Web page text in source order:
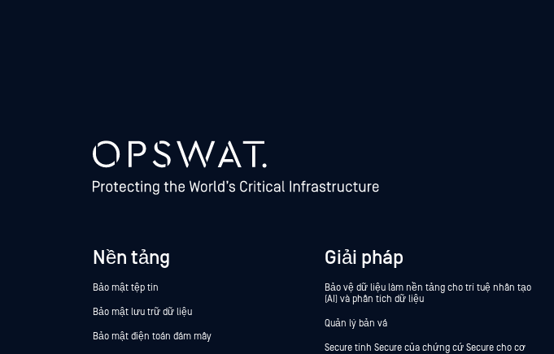
Nền tảng
Bảo mật tệp tin
Bảo mật lưu trữ dữ liệu
Bảo mật điện toán đám mây
Giải pháp
Bảo vệ dữ liệu làm nền tảng cho trí tuệ nhân tạo
(AI) và phân tích dữ liệu
Quản lý bản vá
Secure tính Secure của chứng cứ Secure cho cơ